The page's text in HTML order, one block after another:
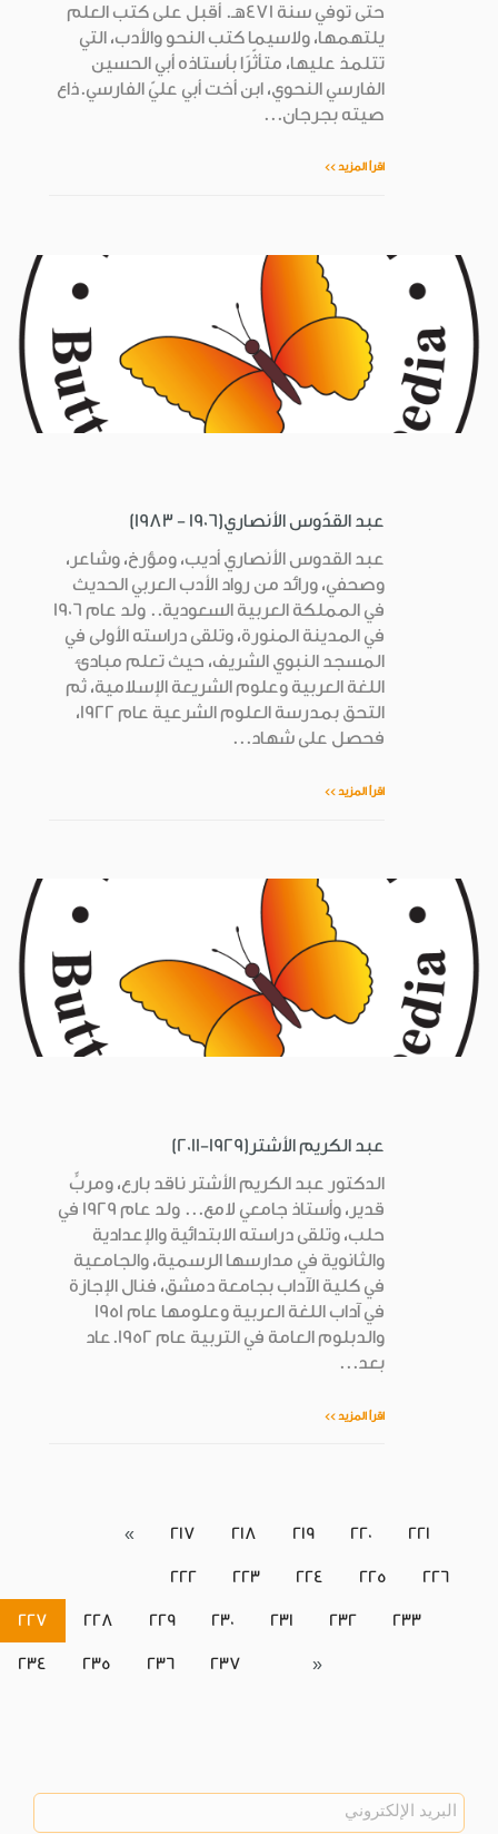
حتى توفي سنة 471هـ. أقبل على كتب العلم
يلتهمها، ولاسيما كتب النحو والأدب، التي
تتلمذ عليها، متأثّرًا بأستاذه أبي الحسين
الفارسي النحوي، ابن أخت أبي عليّ الفارسي.ذاع
صيته بجرجان...
اقرأ المزيد >>
عبد القدّوس الأنصاري(1906 - 1983)
عبد القدوس الأنصاري أديب، ومؤرخ، وشاعر،
وصحفي، ورائد من رواد الأدب العربي الحديث
في المملكة العربية السعودية.. ولد عام 1906
في المدينة المنورة، وتلقى دراسته الأولى في
المسجد النبوي الشريف، حيث تعلم مبادئ
اللغة العربية وعلوم الشريعة الإسلامية، ثم
التحق بمدرسة العلوم الشرعية عام 1922،
فحصل على شهاد...
اقرأ المزيد >>
عبد الكريم الأشتر(1929-2011)
الدكتور عبد الكريم الأشتر ناقد بارع، ومربٍّ
قدير، وأستاذ جامعي لامع... ولد عام 1929 في
حلب، وتلقى دراسته الابتدائية والإعدادية
والثانوية في مدارسها الرسمية، والجامعية
في كلية الآداب بجامعة دمشق، فنال الإجازة
في آداب اللغة العربية وعلومها عام 1951
والدبلوم العامة في التربية عام 1952.عاد
بعد...
اقرأ المزيد >>
« 217 218 219 220 221
222 223 224 225 226
227 228 229 230 231 232 233
234 235 236 237 »